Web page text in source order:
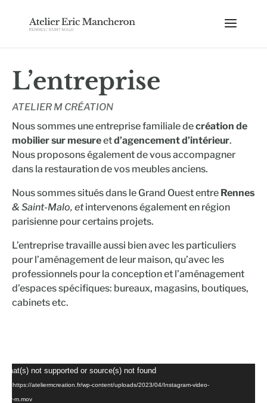
L’entreprise
ATELIER M CRÉATION
Nous sommes une entreprise familiale decréation de
mobilier sur mesureetd’agencement d’intérieur.
Nous proposons également de vous accompagner
dans la restauration de vos meubles anciens.
Nous sommes situés dans le Grand Ouest entre Rennes
& Saint-Malo, etintervenons également en région
parisienne pour certains projets.
L’entreprise travaille aussi bien avec les particuliers
pour l’aménagement de leur maison, qu’avec les
professionnels pour la conception et l’aménagement
d’espaces spécifiques: bureaux, magasins, boutiques,
cabinets etc.
Lecteur
vidéo
not supported or source(s) not found
https://ateliermcreation.fr/wp-content/uploads/2023/04/Instagram-video-
m.mov